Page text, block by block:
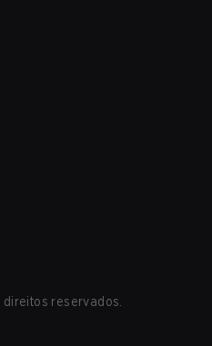
reservados.